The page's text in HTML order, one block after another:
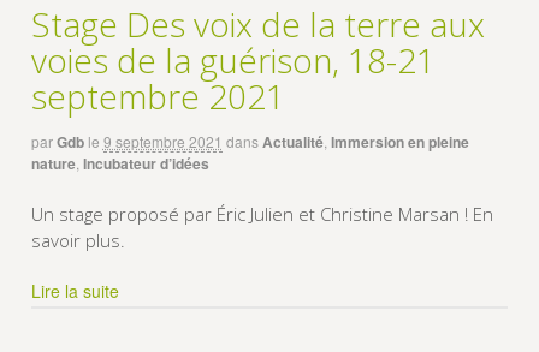
Stage Des voix de la terre aux
voies de la guérison, 18-21
septembre 2021
parGdb le 9 septembre 2021 dansActualité, Immersion en pleine
nature, Incubateur d’idées
Un stage proposé par Éric Julien et Christine Marsan ! En
savoir plus.
Lire la suite